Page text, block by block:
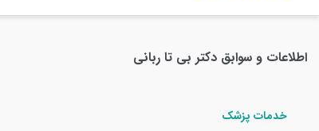
اطلاعات و سوابق دکتر بی تا ربانی
خدمات پزشک